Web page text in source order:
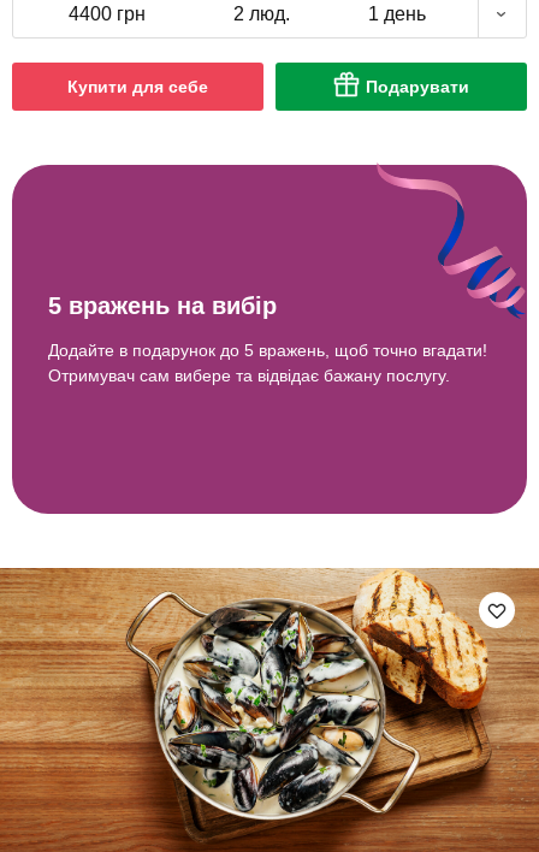
4400 грн 2 люд. 1 день
Купити для себе Подарувати
5 вражень на вибір
Додайте в подарунок до 5 вражень, щоб точно вгадати!
Отримувач сам вибере та відвідає бажану послугу.